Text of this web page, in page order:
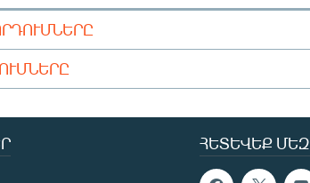
ՀԵՏԵՎԵՔ ՄԵԶ